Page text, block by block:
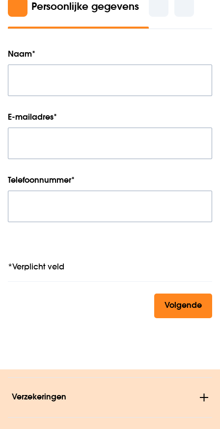
Persoonlijke gegevens
Naam*
E-mailadres*
Telefoonnummer*
*Verplicht veld
Volgende
Verzekeringen